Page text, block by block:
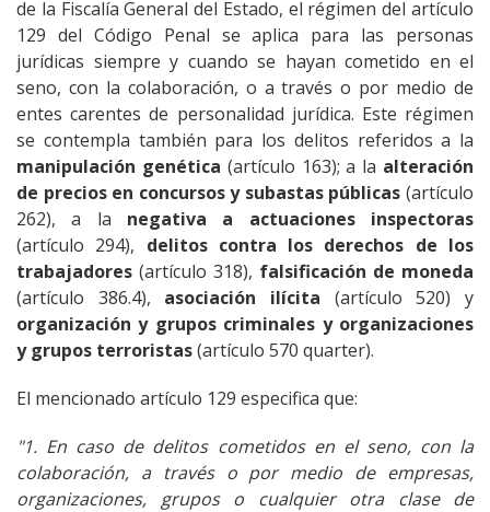
de la Fiscalía General del Estado, el régimen del artículo
129 del Código Penal se aplica para las personas
jurídicas siempre y cuando se hayan cometido en el
seno, con la colaboración, o a través o por medio de
entes carentes de personalidad jurídica. Este régimen
se contempla también para los delitos referidos a la
manipulación genética (artículo 163); a la alteración
de precios en concursos y subastas públicas (artículo
262), a la negativa a actuaciones inspectoras
(artículo 294), delitos contra los derechos de los
trabajadores (artículo 318), falsificación de moneda
(artículo 386.4), asociación ilícita (artículo 520) y
organización y grupos criminales y organizaciones
y grupos terroristas(artículo 570 quarter).
El mencionado artículo 129 especifica que:
"1. En caso de delitos cometidos en el seno, con la
colaboración, a través o por medio de empresas,
organizaciones, grupos o cualquier otra clase de